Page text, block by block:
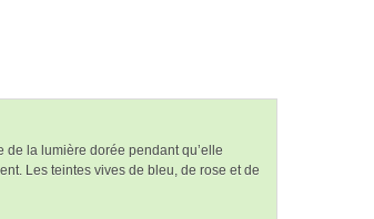
la lumière dorée pendant qu’elle
Les teintes vives de bleu, de rose et de